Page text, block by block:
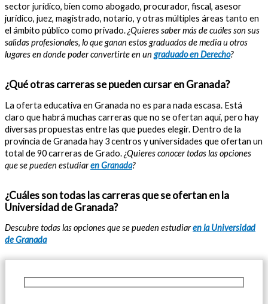
sector jurídico, bien como abogado, procurador, fiscal, asesor
jurídico, juez, magistrado, notario, y otras múltiples áreas tanto en
el ámbito público como privado.¿Quieres saber más de cuáles son sus
salidas profesionales, lo que ganan estos graduados de media u otros
lugares en donde poder convertirte en un graduado en Derecho?
¿Qué otras carreras se pueden cursar en Granada?
La oferta educativa en Granada no es para nada escasa. Está
claro que habrá muchas carreras que no se ofertan aquí, pero hay
diversas propuestas entre las que puedes elegir. Dentro de la
provincia de Granada hay 3 centros y universidades que ofertan un
total de 90 carreras de Grado.¿Quieres conocer todas las opciones
que se pueden estudiaren Granada?
¿Cuáles son todas las carreras que se ofertan en la
Universidad de Granada?
Descubre todas las opciones que se pueden estudiaren la Universidad
de Granada